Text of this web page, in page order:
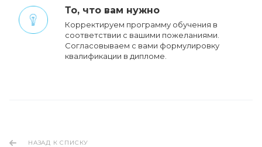
То, что вам нужно
Корректируем программу обучения в
соответствии с вашими пожеланиями.
Cогласовываем с вами формулировку
квалификации в дипломе.
НАЗАД К СПИСКУ